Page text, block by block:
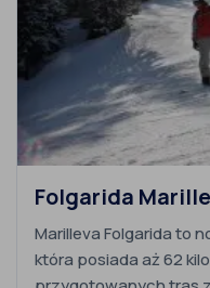
Folgarida
Marilleva Folgarida to
która posiada aż 62